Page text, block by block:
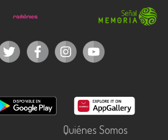
Quiénes Somos